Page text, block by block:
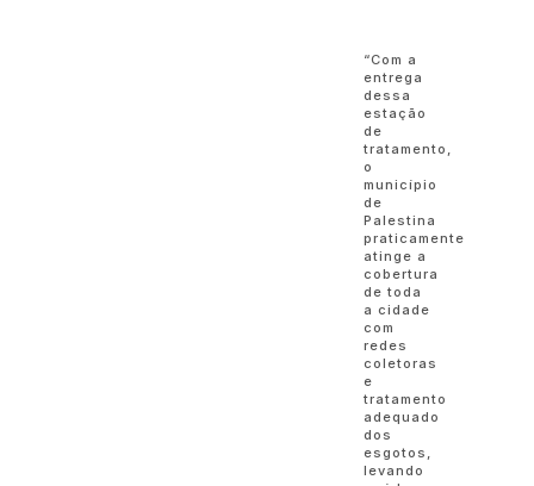
“Com a
entrega
dessa
estação
de
tratamento,
o
município
de
Palestina
praticamente
atinge a
cobertura
de toda
a cidade
com
redes
coletoras
e
tratamento
adequado
dos
esgotos,
levando